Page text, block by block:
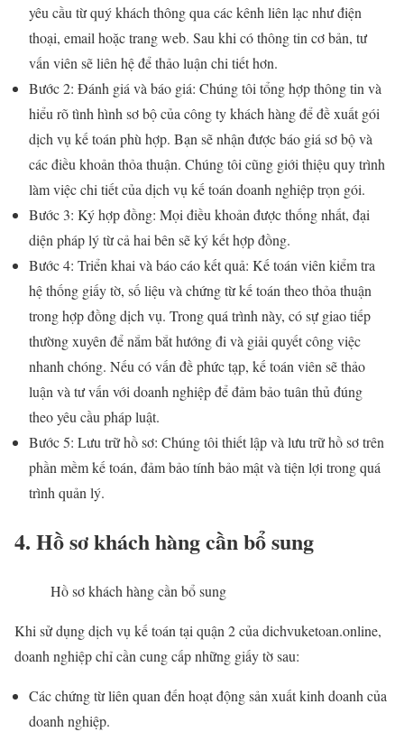
yêu cầu từ quý khách thông qua các kênh liên lạc như điện
thoại, email hoặc trang web. Sau khi có thông tin cơ bản, tư
vấn viên sẽ liên hệ để thảo luận chi tiết hơn.
Bước 2: Đánh giá và báo giá: Chúng tôi tổng hợp thông tin và
hiểu rõ tình hình sơ bộ của công ty khách hàng để đề xuất gói
dịch vụ kế toán phù hợp. Bạn sẽ nhận được báo giá sơ bộ và
các điều khoản thỏa thuận. Chúng tôi cũng giới thiệu quy trình
làm việc chi tiết của dịch vụ kế toán doanh nghiệp trọn gói.
Bước 3: Ký hợp đồng: Mọi điều khoản được thống nhất, đại
diện pháp lý từ cả hai bên sẽ ký kết hợp đồng.
Bước 4: Triển khai và báo cáo kết quả: Kế toán viên kiểm tra
hệ thống giấy tờ, số liệu và chứng từ kế toán theo thỏa thuận
trong hợp đồng dịch vụ. Trong quá trình này, có sự giao tiếp
thường xuyên để nắm bắt hướng đi và giải quyết công việc
nhanh chóng. Nếu có vấn đề phức tạp, kế toán viên sẽ thảo
luận và tư vấn với doanh nghiệp để đảm bảo tuân thủ đúng
theo yêu cầu pháp luật.
Bước 5: Lưu trữ hồ sơ: Chúng tôi thiết lập và lưu trữ hồ sơ trên
phần mềm kế toán, đảm bảo tính bảo mật và tiện lợi trong quá
trình quản lý.
4. Hồ sơ khách hàng cần bổ sung
Hồ sơ khách hàng cần bổ sung
Khi sử dụng dịch vụ kế toán tại quận 2 của dichvuketoan.online,
doanh nghiệp chỉ cần cung cấp những giấy tờ sau:
Các chứng từ liên quan đến hoạt động sản xuất kinh doanh của
doanh nghiệp.